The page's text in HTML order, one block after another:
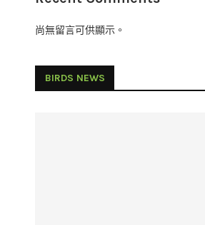
尚無留言可供顯示。
BIRDS NEWS